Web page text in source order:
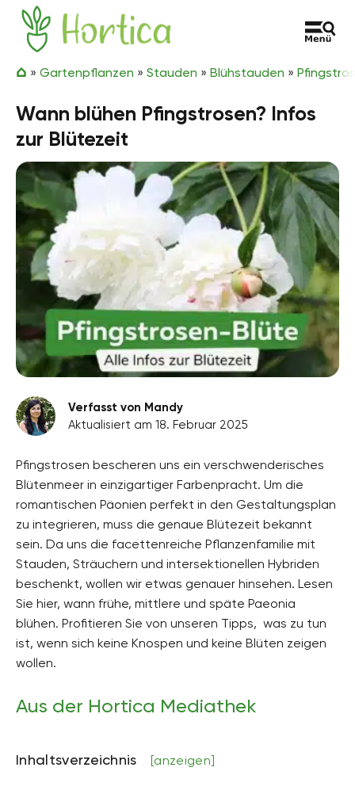
Zum Inhalt springen
Hortica
» Gartenpflanzen » Stauden » Blühstauden »
Wann blühen Pfingstrosen? Infos
zur Blütezeit
Verfasst von Mandy
Aktualisiert am 18. Februar 2025
Pfingstrosen bescheren uns ein verschwenderisches
Blütenmeer in einzigartiger Farbenpracht. Um die
romantischen Päonien perfekt in den Gestaltungsplan
zu integrieren, muss die genaue Blütezeit bekannt
sein. Da uns die facettenreiche Pflanzenfamilie mit
Stauden, Sträuchern und intersektionellen Hybriden
beschenkt, wollen wir etwas genauer hinsehen. Lesen
Sie hier, wann frühe, mittlere und späte Paeonia
blühen. Profitieren Sie von unseren Tipps, was zu tun
ist, wenn sich keine Knospen und keine Blüten zeigen
wollen.
Aus der Hortica Mediathek
Inhaltsverzeichnis [anzeigen]